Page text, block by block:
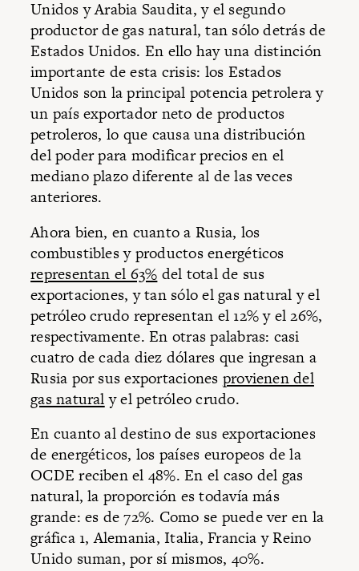
Unidos y Arabia Saudita, y el segundo
productor de gas natural, tan sólo detrás de
Estados Unidos. En ello hay una distinción
importante de esta crisis: los Estados
Unidos son la principal potencia petrolera y
un país exportador neto de productos
petroleros, lo que causa una distribución
del poder para modificar precios en el
mediano plazo diferente al de las veces
anteriores.
Ahora bien, en cuanto a Rusia, los
combustibles y productos energéticos
representan el 63% del total de sus
exportaciones, y tan sólo el gas natural y el
petróleo crudo representan el 12% y el 26%,
respectivamente. En otras palabras: casi
cuatro de cada diez dólares que ingresan a
Rusia por sus exportaciones provienen del
gas naturaly el petróleo crudo.
En cuanto al destino de sus exportaciones
de energéticos, los países europeos de la
OCDE reciben el 48%. En el caso del gas
natural, la proporción es todavía más
grande: es de 72%. Como se puede ver en la
gráfica 1, Alemania, Italia, Francia y Reino
Unido suman, por sí mismos, 40%.